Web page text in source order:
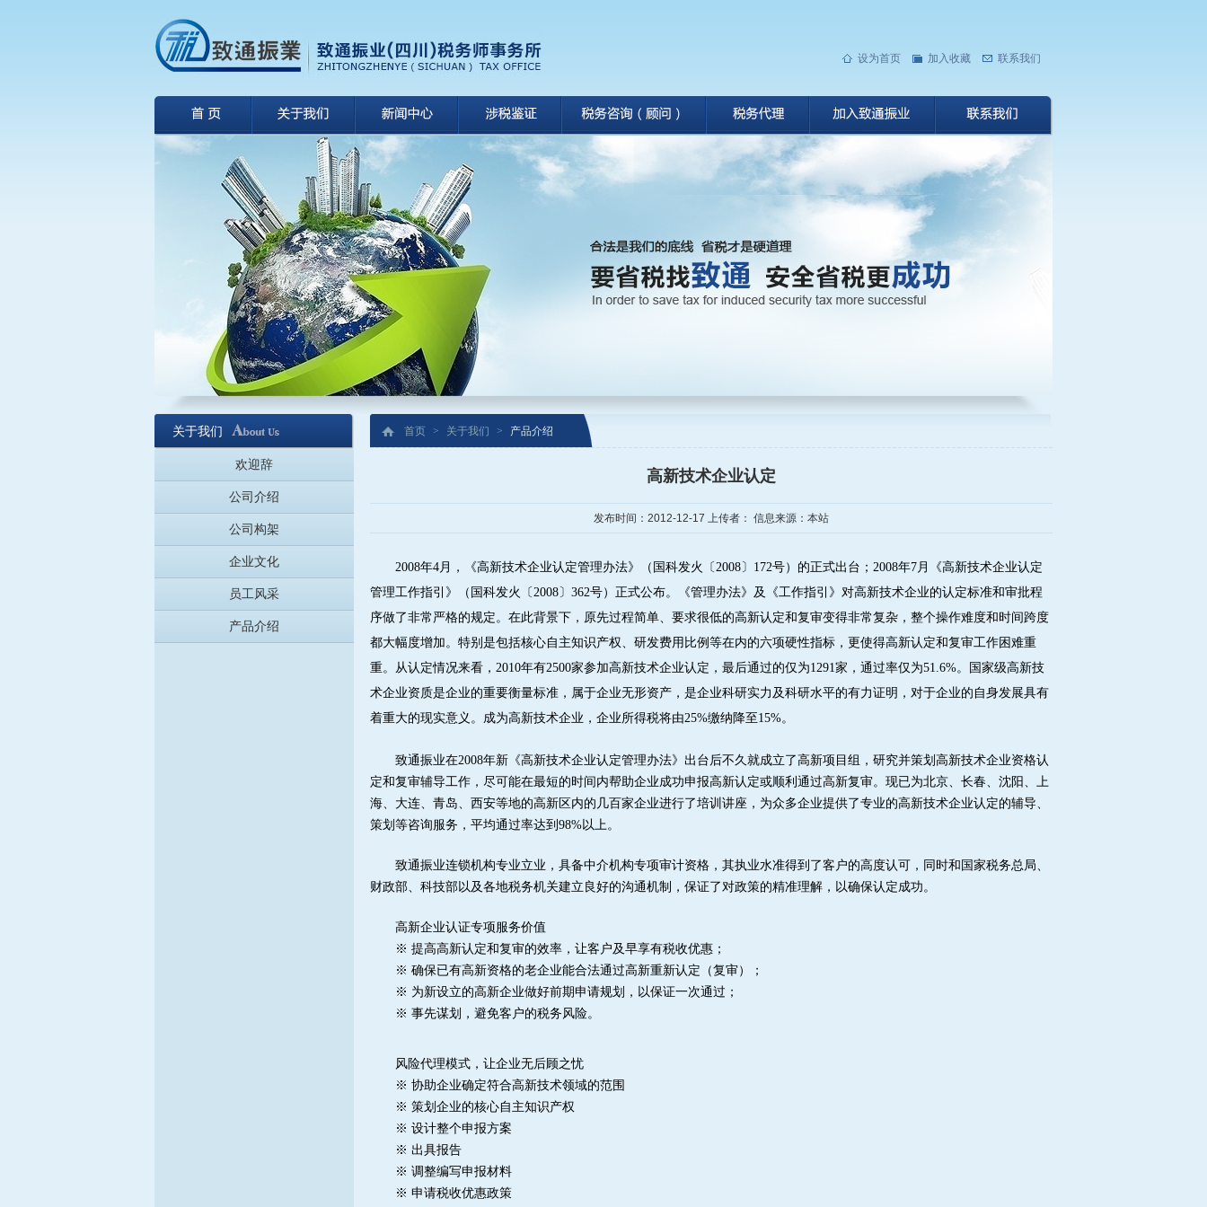
设为首页 加入收藏 联系我们
关于我们
欢迎辞
公司介绍
公司构架
企业文化
员工风采
产品介绍
首页 > 关于我们 > 产品介绍
高新技术企业认定
发布时间：2012-12-17 上传者： 信息来源：本站
2008年4月，《高新技术企业认定管理办法》（国科发火〔 2008 〕 172号）的正式出台； 2008年7月《高新技术企业认定
管理工作指引》（国科发火〔 2008 〕 362号）正式公布。《管理办法》及《工作指引》对高新技术企业的认定标准和审批程
序做了非常严格的规定。在此背景下，原先过程简单、要求很低的高新认定和复审变得非常复杂，整个操作难度和时间跨度
都大幅度增加。特别是包括核心自主知识产权、研发费用比例等在内的六项硬性指标，更使得高新认定和复审工作困难重
重。从认定情况来看， 2010年有2500家参加高新技术企业认定，最后通过的仅为1291家，通过率仅为51.6%。国家级高新技
术企业资质是企业的重要衡量标准，属于企业无形资产，是企业科研实力及科研水平的有力证明，对于企业的自身发展具有
着重大的现实意义。成为高新技术企业，企业所得税将由25%缴纳降至 15%。
致通振业在2008年新《高新技术企业认定管理办法》出台后不久就成立了高新项目组，研究并策划高新技术企业资格认
定和复审辅导工作，尽可能在最短的时间内帮助企业成功申报高新认定或顺利通过高新复审。现已为北京、长春、沈阳、上
海、大连、青岛、西安等地的高新区内的几百家企业进行了培训讲座，为众多企业提供了专业的高新技术企业认定的辅导、
策划等咨询服务，平均通过率达到 98%以上。
致通振业连锁机构专业立业，具备中介机构专项审计资格，其执业水准得到了客户的高度认可，同时和国家税务总局、
财政部、科技部以及各地税务机关建立良好的沟通机制，保证了对政策的精准理解，以确保认定成功。
高新企业认证专项服务价值
※ 提高高新认定和复审的效率，让客户及早享有税收优惠；
※ 确保已有高新资格的老企业能合法通过高新重新认定（复审）；
※ 为新设立的高新企业做好前期申请规划，以保证一次通过；
※ 事先谋划，避免客户的税务风险。
风险代理模式，让企业无后顾之忧
※ 协助企业确定符合高新技术领域的范围
※ 策划企业的核心自主知识产权
※ 设计整个申报方案
※ 出具报告
※ 调整编写申报材料
※ 申请税收优惠政策